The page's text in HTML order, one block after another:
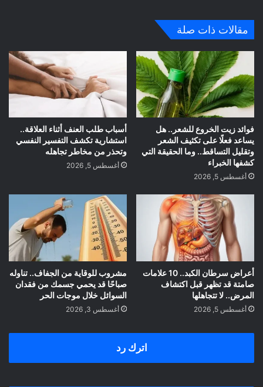
مقالات ذات صلة
فوائد زيت الخروع للشعر.. هل
يساعد فعلًا على تكثيف الشعر
وتقليل التساقط.. وما الحقيقة التي
كشفها الخبراء
أغسطس 5, 2026
أسباب طلب العنف أثناء العلاقة..
استشارية تكشف التفسير النفسي
وتحذر من مخاطر تجاهله
أغسطس 5, 2026
أعراض سرطان الكبد.. 10 علامات
صامتة قد تظهر قبل اكتشاف
المرض.. لا تتجاهلها
أغسطس 5, 2026
مشروب للوقاية من الجفاف.. تناوله
صباحًا قد يحمي جسمك من فقدان
السوائل خلال موجات الحر
أغسطس 3, 2026
اترك رد